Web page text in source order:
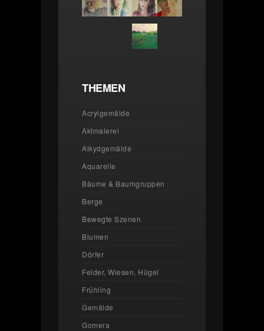
THEMEN
Acrylgemälde
Aktmalerei
Alkydgemälde
Aquarelle
Bäume & Baumgruppen
Berge
Bewegte Szenen
Blumen
Dörfer
Felder, Wiesen, Hügel
Frühling
Gemälde
Gomera